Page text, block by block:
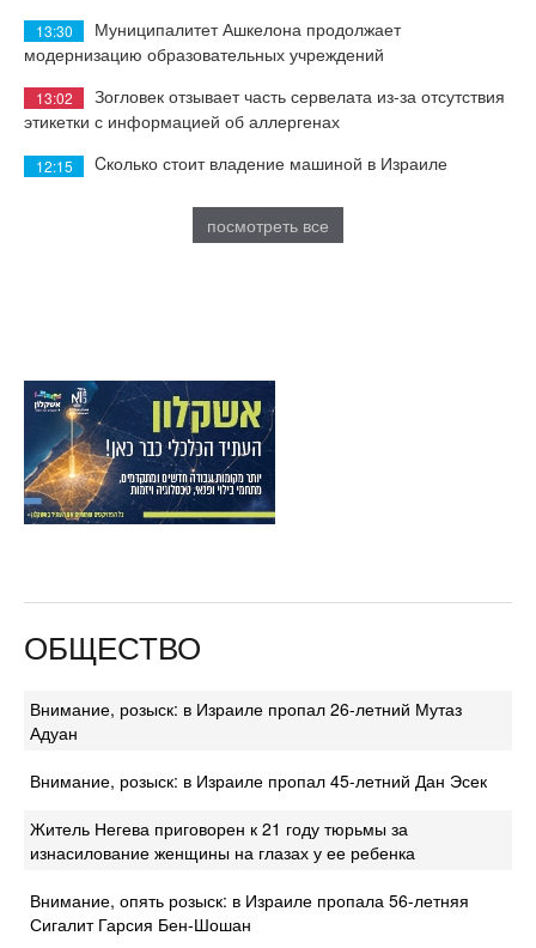
13:30
Муниципалитет Ашкелона продолжает
модернизацию образовательных учреждений
13:02
Зогловек отзывает часть сервелата из-за отсутствия
этикетки с информацией об аллергенах
12:15 Cколько стоит владение машиной в Израиле
посмотреть все
ОБЩЕСТВО
Внимание, розыск: в Израиле пропал 26-летний Мутаз
Адуан
Внимание, розыск: в Израиле пропал 45-летний Дан Эсек
Житель Негева приговорен к 21 году тюрьмы за
изнасилование женщины на глазах у ее ребенка
Внимание, опять розыск: в Израиле пропала 56-летняя
Сигалит Гарсия Бен-Шошан